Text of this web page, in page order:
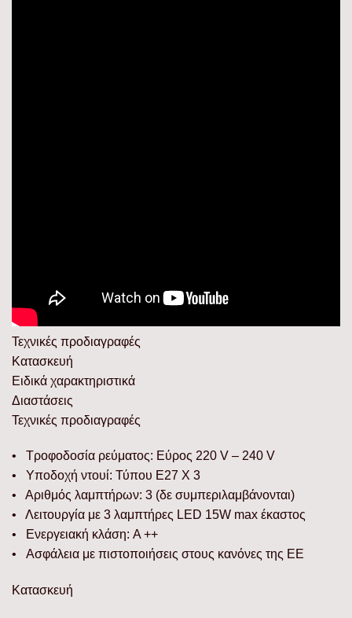
Τεχνικές προδιαγραφές
Κατασκευή
Ειδικά χαρακτηριστικά
Διαστάσεις
Τεχνικές προδιαγραφές
• Τροφοδοσία ρεύματος: Εύρος 220 V – 240 V
• Υποδοχή ντουί: Τύπου E27 Χ 3
• Αριθμός λαμπτήρων: 3 (δε συμπεριλαμβάνονται)
• Λειτουργία με 3 λαμπτήρες LED 15W max έκαστος
• Ενεργειακή κλάση: A ++
• Ασφάλεια με πιστοποιήσεις στους κανόνες της ΕΕ
Κατασκευή